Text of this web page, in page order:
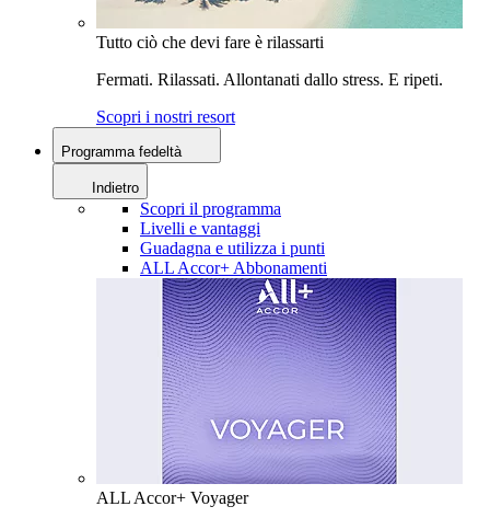
Tutto ciò che devi fare è rilassarti
Fermati. Rilassati. Allontanati dallo stress. E ripeti.
Scopri i nostri resort
Programma fedeltà
Indietro
Scopri il programma
Livelli e vantaggi
Guadagna e utilizza i punti
ALL Accor+ Abbonamenti
ALL Accor+ Voyager